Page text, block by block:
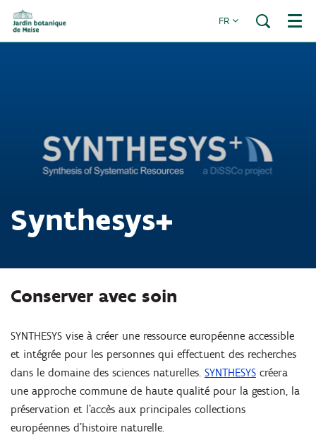
FR Menu
Synthesys+
Conserver avec soin
SYNTHESYS vise à créer une ressource européenne accessible
et intégrée pour les personnes qui effectuent des recherches
dans le domaine des sciences naturelles. SYNTHESYS créera
une approche commune de haute qualité pour la gestion, la
préservation et l'accès aux principales collections
européennes d'histoire naturelle.